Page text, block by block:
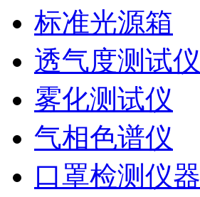
标准光源箱
透气度测试仪
雾化测试仪
气相色谱仪
口罩检测仪器